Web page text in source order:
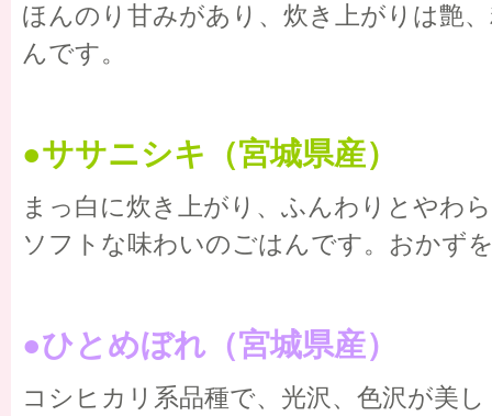
ほんのり甘みがあり、炊き上がりは艶
んです。
●ササニシキ（宮城県産）
まっ白に炊き上がり、ふんわりとやわ
ソフトな味わいのごはんです。おかず
●ひとめぼれ（宮城県産）
コシヒカリ系品種で、光沢、色沢が美し